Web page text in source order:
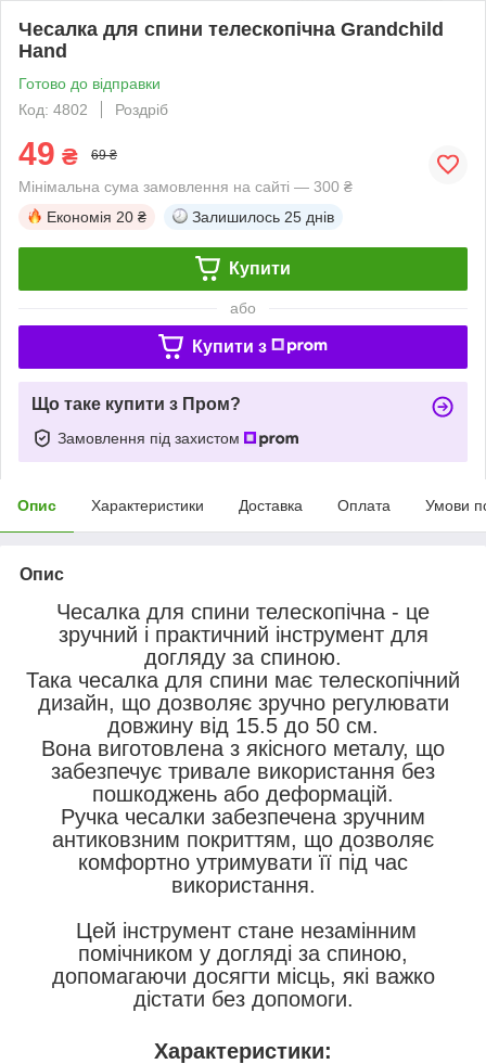
Чесалка для спини телескопічна Grandchild
Hand
Готово до відправки
Код: 4802
Роздріб
49 ₴ 69 ₴
Мінімальна сума замовлення на сайті — 300 ₴
Економія 20 ₴ Залишилось 25 днів
Купити
або
Купити з
Що таке купити з Пром?
Замовлення під захистом
Опис Характеристики Доставка Оплата Умови
Опис
Чесалка для спини телескопічна - це
зручний і практичний інструмент для
догляду за спиною.
Така чесалка для спини має телескопічний
дизайн, що дозволяє зручно регулювати
довжину від 15.5 до 50 см.
Вона виготовлена з якісного металу, що
забезпечує тривале використання без
пошкоджень або деформацій.
Ручка чесалки забезпечена зручним
антиковзним покриттям, що дозволяє
комфортно утримувати її під час
використання.
Цей інструмент стане незамінним
помічником у догляді за спиною,
допомагаючи досягти місць, які важко
дістати без допомоги.
Характеристики: